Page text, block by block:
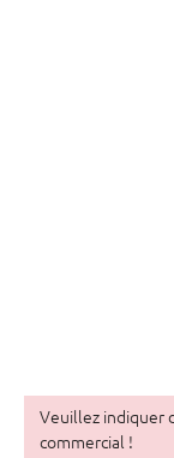
Veuillez indiquer
commercial !